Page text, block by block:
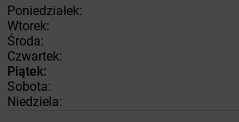
Poniedziałek:
Wtorek:
Środa:
Czwartek:
Piątek:
Sobota:
Niedziela: